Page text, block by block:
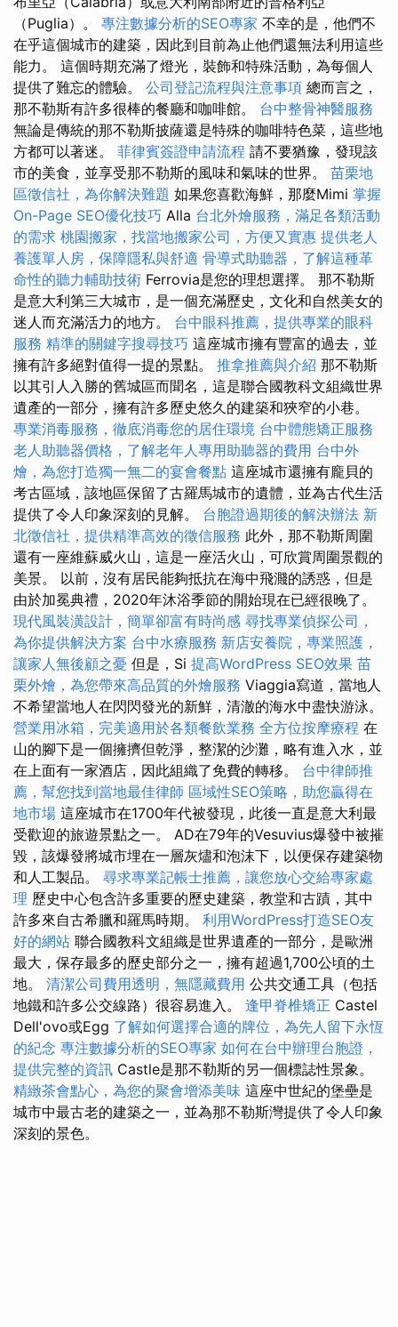
（Puglia）。 專注數據分析的SEO專家 不幸的是，他們不
在乎這個城市的建築，因此到目前為止他們還無法利用這些
能力。 這個時期充滿了燈光，裝飾和特殊活動，為每個人
提供了難忘的體驗。 公司登記流程與注意事項 總而言之，
那不勒斯有許多很棒的餐廳和咖啡館。 台中整骨神醫服務
無論是傳統的那不勒斯披薩還是特殊的咖啡特色菜，這些地
方都可以著迷。 菲律賓簽證申請流程 請不要猶豫，發現該
市的美食，並享受那不勒斯的風味和氣味的世界。 苗栗地
區徵信社，為你解決難題 如果您喜歡海鮮，那麼Mimi 掌握
On-Page SEO優化技巧 Alla 台北外燴服務，滿足各類活動
的需求 桃園搬家，找當地搬家公司，方便又實惠 提供老人
養護單人房，保障隱私與舒適 骨導式助聽器，了解這種革
命性的聽力輔助技術 Ferrovia是您的理想選擇。 那不勒斯
是意大利第三大城市，是一個充滿歷史，文化和自然美女的
迷人而充滿活力的地方。 台中眼科推薦，提供專業的眼科
服務 精準的關鍵字搜尋技巧 這座城市擁有豐富的過去，並
擁有許多絕對值得一提的景點。 推拿推薦與介紹 那不勒斯
以其引人入勝的舊城區而聞名，這是聯合國教科文組織世界
遺產的一部分，擁有許多歷史悠久的建築和狹窄的小巷。
專業消毒服務，徹底消毒您的居住環境 台中體態矯正服務
老人助聽器價格，了解老年人專用助聽器的費用 台中外
燴，為您打造獨一無二的宴會餐點 這座城市還擁有龐貝的
考古區域，該地區保留了古羅馬城市的遺體，並為古代生活
提供了令人印象深刻的見解。 台胞證過期後的解決辦法 新
北徵信社，提供精準高效的徵信服務 此外，那不勒斯周圍
還有一座維蘇威火山，這是一座活火山，可欣賞周圍景觀的
美景。 以前，沒有居民能夠抵抗在海中飛濺的誘惑，但是
由於加冕典禮，2020年沐浴季節的開始現在已經很晚了。
現代風裝潢設計，簡單卻富有時尚感 尋找專業偵探公司，
為你提供解決方案 台中水療服務 新店安養院，專業照護，
讓家人無後顧之憂 但是，Si 提高WordPress SEO效果 苗
栗外燴，為您帶來高品質的外燴服務 Viaggia寫道，當地人
不希望當地人在閃閃發光的新鮮，清澈的海水中盡快游泳。
營業用冰箱，完美適用於各類餐飲業務 全方位按摩療程 在
山的腳下是一個擁擠但乾淨，整潔的沙灘，略有進入水，並
在上面有一家酒店，因此組織了免費的轉移。 台中律師推
薦，幫您找到當地最佳律師 區域性SEO策略，助您贏得在
地市場 這座城市在1700年代被發現，此後一直是意大利最
受歡迎的旅遊景點之一。 AD在79年的Vesuvius爆發中被摧
毀，該爆發將城市埋在一層灰燼和泡沫下，以便保存建築物
和人工製品。 尋求專業記帳士推薦，讓您放心交給專家處
理 歷史中心包含許多重要的歷史建築，教堂和古蹟，其中
許多來自古希臘和羅馬時期。 利用WordPress打造SEO友
好的網站 聯合國教科文組織是世界遺產的一部分，是歐洲
最大，保存最多的歷史部分之一，擁有超過1,700公頃的土
地。 清潔公司費用透明，無隱藏費用 公共交通工具（包括
地鐵和許多公交線路）很容易進入。 逢甲脊椎矯正 Castel
Dell'ovo或Egg 了解如何選擇合適的牌位，為先人留下永恆
的紀念 專注數據分析的SEO專家 如何在台中辦理台胞證，
提供完整的資訊 Castle是那不勒斯的另一個標誌性景象。
精緻茶會點心，為您的聚會增添美味 這座中世紀的堡壘是
城市中最古老的建築之一，並為那不勒斯灣提供了令人印象
深刻的景色。